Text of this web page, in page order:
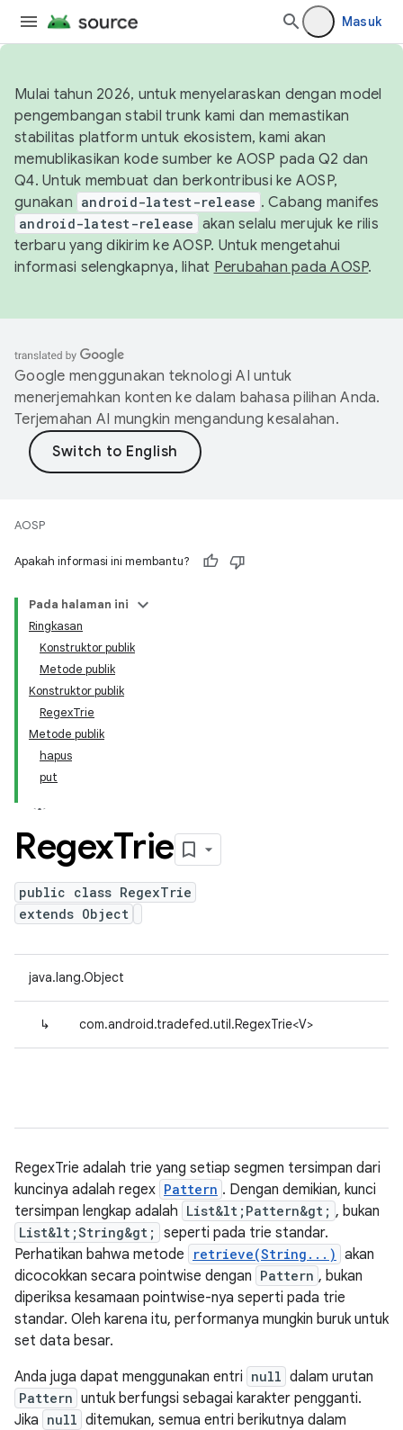
Masuk
Mulai tahun 2026, untuk menyelaraskan dengan model
pengembangan stabil trunk kami dan memastikan
stabilitas platform untuk ekosistem, kami akan
memublikasikan kode sumber ke AOSP pada Q2 dan
Q4. Untuk membuat dan berkontribusi ke AOSP,
gunakan android-latest-release . Cabang manifes
android-latest-release akan selalu merujuk ke rilis
terbaru yang dikirim ke AOSP. Untuk mengetahui
informasi selengkapnya, lihat Perubahan pada AOSP.
Google menggunakan teknologi AI untuk
menerjemahkan konten ke dalam bahasa pilihan Anda.
Terjemahan AI mungkin mengandung kesalahan.
AOSP
Apakah informasi ini membantu?
Pada halaman ini
Ringkasan
Konstruktor publik
Metode publik
Konstruktor publik
RegexTrie
Metode publik
hapus
put
RegexTrie
public class RegexTrie
extends Object
java.lang.Object
↳ com.android.tradefed.util.RegexTrie<V>
RegexTrie adalah trie yang setiap segmen tersimpan dari
kuncinya adalah regex Pattern . Dengan demikian, kunci
tersimpan lengkap adalah List&lt;Pattern&gt; , bukan
List&lt;String&gt;
seperti pada trie standar.
Perhatikan bahwa metode
retrieve(String...) akan
dicocokkan secara pointwise dengan Pattern , bukan
diperiksa kesamaan pointwise-nya seperti pada trie
standar. Oleh karena itu, performanya mungkin buruk untuk
set data besar.
Anda juga dapat menggunakan entri null dalam urutan
Pattern untuk berfungsi sebagai karakter pengganti.
Jika null ditemukan, semua entri berikutnya dalam